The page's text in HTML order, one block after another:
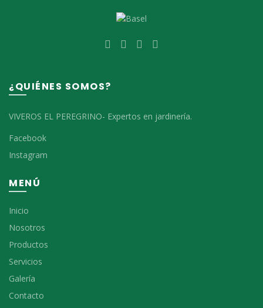
¿QUIÉNES SOMOS?
VIVEROS EL PEREGRINO- Expertos en jardinería.
Facebook
Instagram
MENÚ
Inicio
Nosotros
Productos
Servicios
Galería
Contacto